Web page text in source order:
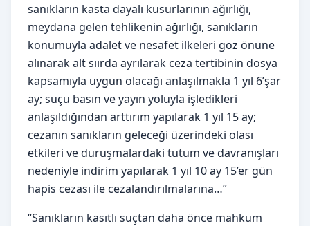
sanıkların kasta dayalı kusurlarının ağırlığı,
meydana gelen tehlikenin ağırlığı, sanıkların
konumuyla adalet ve nesafet ilkeleri göz önüne
alınarak alt sıırda ayrılarak ceza tertibinin dosya
kapsamıyla uygun olacağı anlaşılmakla 1 yıl 6’şar
ay; suçu basın ve yayın yoluyla işledikleri
anlaşıldığından arttırım yapılarak 1 yıl 15 ay;
cezanın sanıkların geleceği üzerindeki olası
etkileri ve duruşmalardaki tutum ve davranışları
nedeniyle indirim yapılarak 1 yıl 10 ay 15’er gün
hapis cezası ile cezalandırılmalarına…”
“Sanıkların kasıtlı suçtan daha önce mahkum